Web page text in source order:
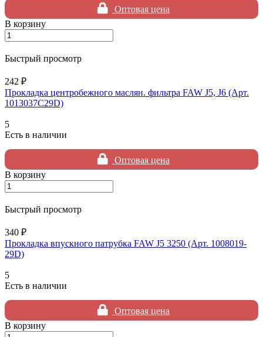
Оптовая цена
В корзину
Быстрый просмотр
242 ₽
Прокладка центробежного маслян. фильтра FAW J5, J6 (Арт.
1013037C29D)
5
Есть в наличии
Оптовая цена
В корзину
Быстрый просмотр
340 ₽
Прокладка впускного патрубка FAW J5 3250 (Арт. 1008019-
29D)
5
Есть в наличии
Оптовая цена
В корзину